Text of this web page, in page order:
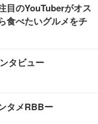
目のYouTuberがオス
食べたいグルメをチ
タビュー
タメRBBー